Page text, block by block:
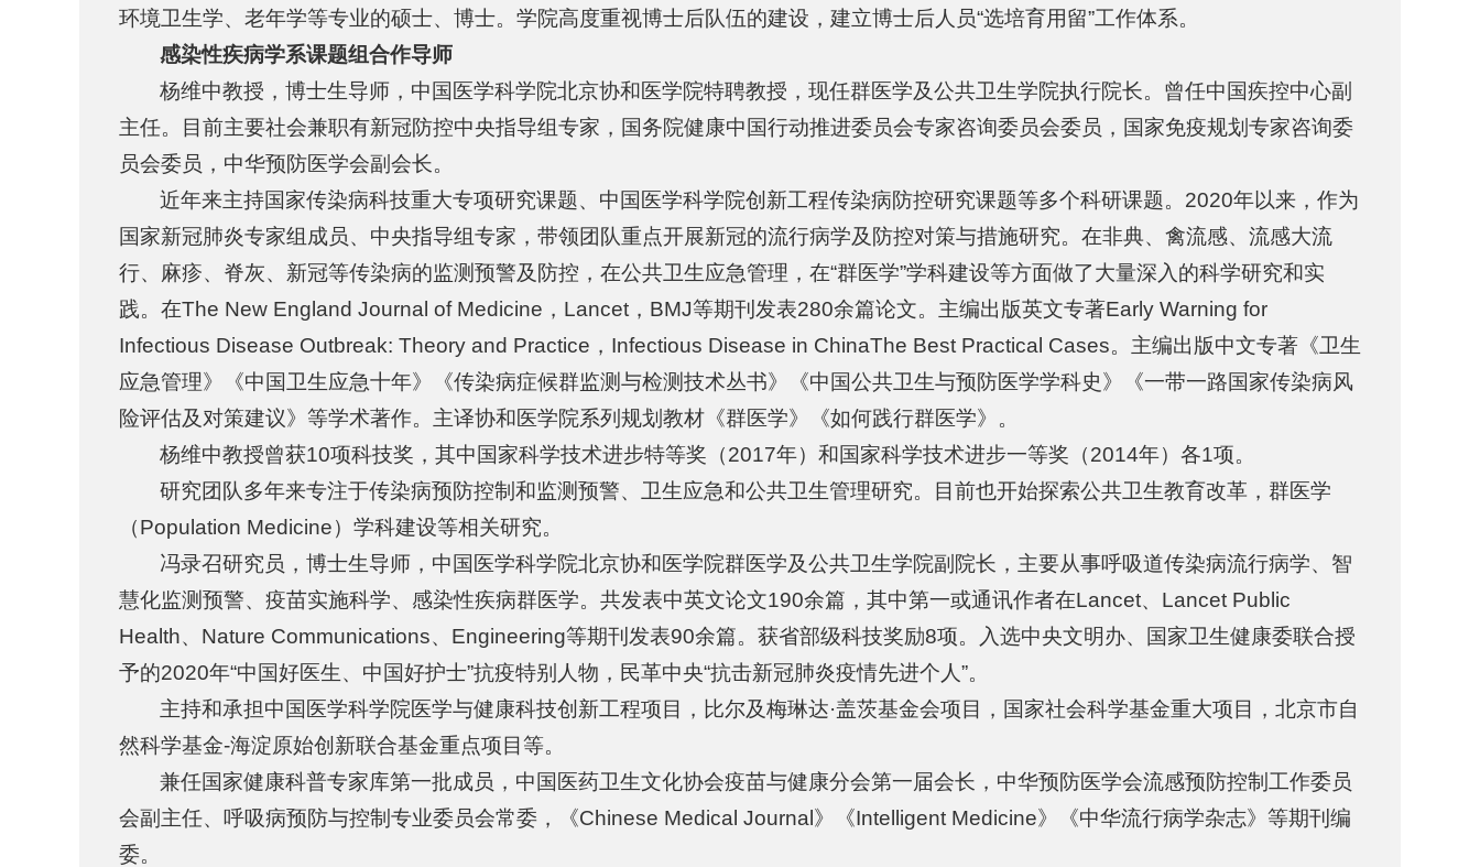
环境卫生学、老年学等专业的硕士、博士。学院高度重视博士后队伍的建设，建立博士后人员“选培育用留”工作体系。
感染性疾病学系课题组合作导师
杨维中教授，博士生导师，中国医学科学院北京协和医学院特聘教授，现任群医学及公共卫生学院执行院长。曾任中国疾控中心副
主任。目前主要社会兼职有新冠防控中央指导组专家，国务院健康中国行动推进委员会专家咨询委员会委员，国家免疫规划专家咨询委
员会委员，中华预防医学会副会长。
近年来主持国家传染病科技重大专项研究课题、中国医学科学院创新工程传染病防控研究课题等多个科研课题。2020年以来，作为
国家新冠肺炎专家组成员、中央指导组专家，带领团队重点开展新冠的流行病学及防控对策与措施研究。在非典、禽流感、流感大流
行、麻疹、脊灰、新冠等传染病的监测预警及防控，在公共卫生应急管理，在“群医学”学科建设等方面做了大量深入的科学研究和实
践。在The New England Journal of Medicine，Lancet，BMJ等期刊发表280余篇论文。主编出版英文专著Early Warning for
Infectious Disease Outbreak: Theory and Practice，Infectious Disease in ChinaThe Best Practical Cases。主编出版中文专著《卫生
应急管理》《中国卫生应急十年》《传染病症候群监测与检测技术丛书》《中国公共卫生与预防医学学科史》《一带一路国家传染病风
险评估及对策建议》等学术著作。主译协和医学院系列规划教材《群医学》《如何践行群医学》。
杨维中教授曾获10项科技奖，其中国家科学技术进步特等奖（2017年）和国家科学技术进步一等奖（2014年）各1项。
研究团队多年来专注于传染病预防控制和监测预警、卫生应急和公共卫生管理研究。目前也开始探索公共卫生教育改革，群医学
（Population Medicine）学科建设等相关研究。
冯录召研究员，博士生导师，中国医学科学院北京协和医学院群医学及公共卫生学院副院长，主要从事呼吸道传染病流行病学、智
慧化监测预警、疫苗实施科学、感染性疾病群医学。共发表中英文论文190余篇，其中第一或通讯作者在Lancet、Lancet Public
Health、Nature Communications、Engineering等期刊发表90余篇。获省部级科技奖励8项。入选中央文明办、国家卫生健康委联合授
予的2020年“中国好医生、中国好护士”抗疫特别人物，民革中央“抗击新冠肺炎疫情先进个人”。
主持和承担中国医学科学院医学与健康科技创新工程项目，比尔及梅琳达·盖茨基金会项目，国家社会科学基金重大项目，北京市自
然科学基金-海淀原始创新联合基金重点项目等。
兼任国家健康科普专家库第一批成员，中国医药卫生文化协会疫苗与健康分会第一届会长，中华预防医学会流感预防控制工作委员
会副主任、呼吸病预防与控制专业委员会常委，《Chinese Medical Journal》《Intelligent Medicine》《中华流行病学杂志》等期刊编
委。